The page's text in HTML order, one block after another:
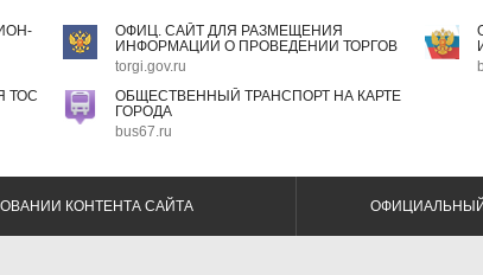
ОФИЦ. САЙТ ДЛЯ РАЗМЕЩЕНИЯ
ИНФОРМАЦИИ О ПРОВЕДЕНИИ ТОРГОВ
torgi.gov.ru
ТОС
ОБЩЕСТВЕННЫЙ ТРАНСПОРТ НА КАРТЕ
ГОРОДА
bus67.ru
КОНТЕНТА САЙТА